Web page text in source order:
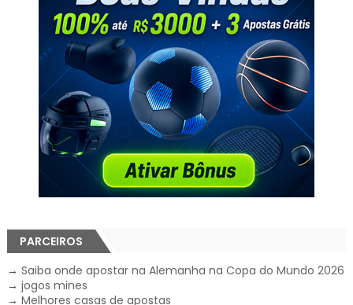
PARCEIROS
→ Saiba onde apostar na Alemanha na Copa do Mundo 2026
→ jogos mines
→ Melhores casas de apostas